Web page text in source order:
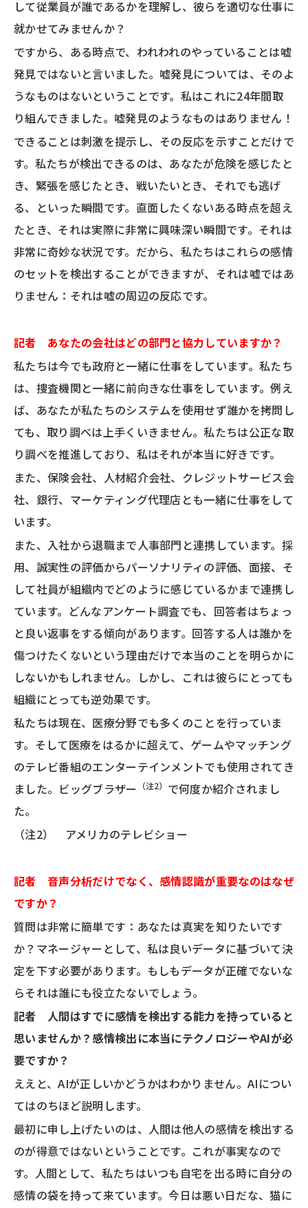
して従業員が誰であるかを理解し、彼らを適切な仕事に
就かせてみませんか？
ですから、ある時点で、われわれのやっていることは嘘
発見ではないと言いました。嘘発見については、そのよ
うなものはないということです。私はこれに24年間取
り組んできました。嘘発見のようなものはありません！
できることは刺激を提示し、その反応を示すことだけで
す。私たちが検出できるのは、あなたが危険を感じたと
き、緊張を感じたとき、戦いたいとき、それでも逃げ
る、といった瞬間です。直面したくないある時点を超え
たとき、それは実際に非常に興味深い瞬間です。それは
非常に奇妙な状況です。だから、私たちはこれらの感情
のセットを検出することができますが、それは嘘ではあ
りません：それは嘘の周辺の反応です。
記者 あなたの会社はどの部門と協力していますか？
私たちは今でも政府と一緒に仕事をしています。私たち
は、捜査機関と一緒に前向きな仕事をしています。例え
ば、あなたが私たちのシステムを使用せず誰かを拷問し
ても、取り調べは上手くいきません。私たちは公正な取
り調べを推進しており、私はそれが本当に好きです。
また、保険会社、人材紹介会社、クレジットサービス会
社、銀行、マーケティング代理店とも一緒に仕事をして
います。
また、入社から退職まで人事部門と連携しています。採
用、誠実性の評価からパーソナリティの評価、面接、そ
して社員が組織内でどのように感じているかまで連携し
ています。どんなアンケート調査でも、回答者はちょっ
と良い返事をする傾向があります。回答する人は誰かを
傷つけたくないという理由だけで本当のことを明らかに
しないかもしれません。しかし、これは彼らにとっても
組織にとっても逆効果です。
私たちは現在、医療分野でも多くのことを行っていま
す。そして医療をはるかに超えて、ゲームやマッチング
のテレビ番組のエンターテインメントでも使用されてき
ました。ビッグブラザー
（注2） で何度か紹介されまし
た。
（注2） アメリカのテレビショー
記者 音声分析だけでなく、感情認識が重要なのはなぜ
ですか？
質問は非常に簡単です：あなたは真実を知りたいです
か？マネージャーとして、私は良いデータに基づいて決
定を下す必要があります。もしもデータが正確でないな
らそれは誰にも役立たないでしょう。
記者 人間はすでに感情を検出する能力を持っていると
思いませんか？感情検出に本当にテクノロジーやAIが必
要ですか？
ええと、AIが正しいかどうかはわかりません。AIについ
てはのちほど説明します。
最初に申し上げたいのは、人間は他人の感情を検出する
のが得意ではないということです。これが事実なので
す。人間として、私たちはいつも自宅を出る時に自分の
感情の袋を持って来ています。今日は悪い日だな、猫に